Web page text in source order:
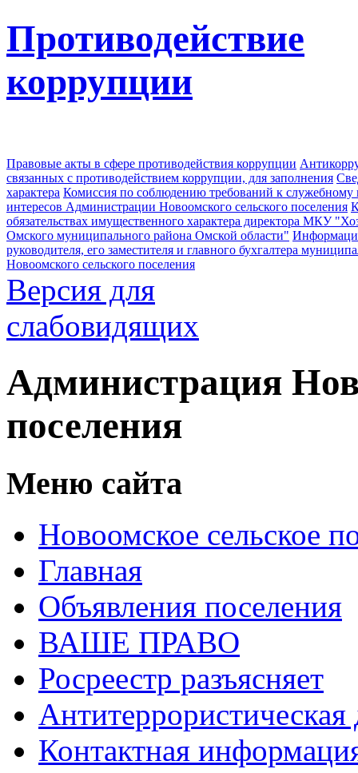
Противодействие
коррупции
Правовые акты в сфере противодействия коррупции
связанных с противодействием коррупции, для заполнения
характера Комиссия по соблюдению требований к
интересов Администрации Новоомского сельского поселения
обязательствах имущественного характера директора МКУ
Омского муниципального района Омской области"
руководителя, его заместителя и главного бухгалтера
Новоомского сельского поселения
Версия для
слабовидящих
Администрация
поселения
Меню сайта
Новоомское сельское
Главная
Объявления поселения
ВАШЕ ПРАВО
Росреестр разъясняет
Антитеррористическая
Контактная